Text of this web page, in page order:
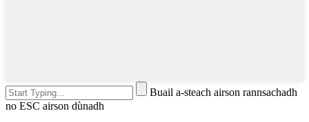
Buail a-steach airson rannsachadh
no ESC airson dùnadh